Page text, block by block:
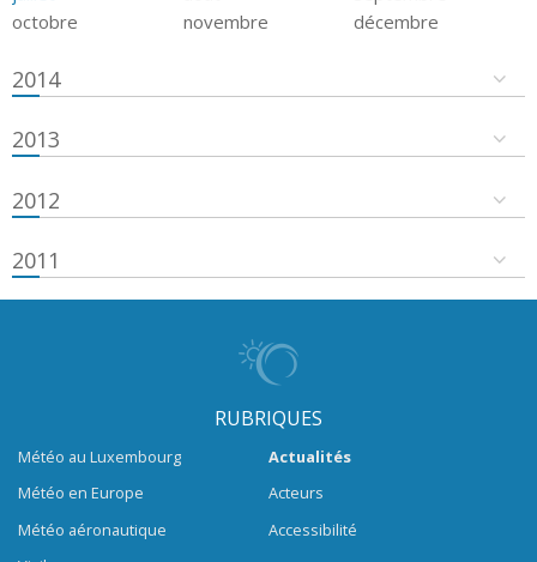
octobre
novembre décembre
2014
2013
2012
2011
RUBRIQUES
Météo au Luxembourg
Météo en Europe
Météo aéronautique
Actualités
Acteurs
Accessibilité